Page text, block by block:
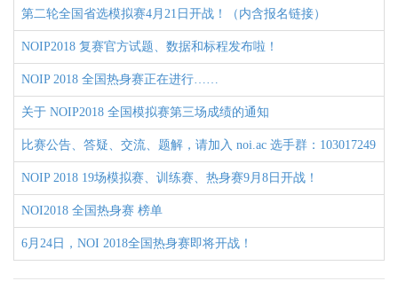
第二轮全国省选模拟赛4月21日开战！（内含报名链接）
NOIP2018 复赛官方试题、数据和标程发布啦！
NOIP 2018 全国热身赛正在进行……
关于 NOIP2018 全国模拟赛第三场成绩的通知
比赛公告、答疑、交流、题解，请加入 noi.ac 选手群：103017249
NOIP 2018 19场模拟赛、训练赛、热身赛9月8日开战！
NOI2018 全国热身赛 榜单
6月24日，NOI 2018全国热身赛即将开战！